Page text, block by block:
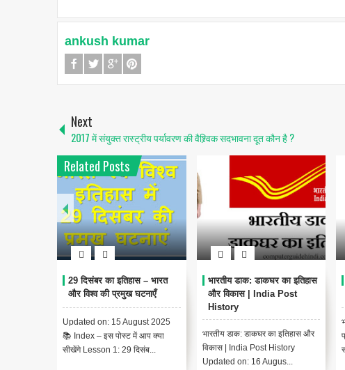
ankush kumar
Next
2017 में संयुक्त रास्ट्रीय पर्यावरण की वैश्र्विक सदभावना दूत कौन है ?
Related Posts
भारतीय डाक: डाकघर का इतिहास
और विकास | India Post
History
भारतीय डाक: डाकघर का इतिहास और
विकास | India Post History
प्रजामण्डल आन्दोलन: भारतीय
स्वतंत्रता संग्राम की महत्वपूर्ण कड़ी
भारतीय स्वतंत्रता संग्राम के इतिहास में
प्रजामण्डल आन्दोलन का एक विशिष्ट
स्थान है। यह आन्दोलन भारतीय...